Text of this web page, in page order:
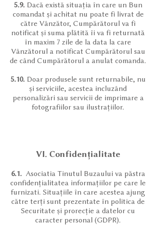
5.9. Dacă există situația în care un Bun
comandat și achitat nu poate fi livrat de
către Vânzător, Cumpărătorul va fi
notificat și suma plătită îi va fi returnată
în maxim 7 zile de la data la care
Vânzătorul a notificat Cumpărătorul sau
de când Cumpărătorul a anulat comanda.
5.10. Doar produsele sunt returnabile, nu
și serviciile, acestea incluzând
personalizări sau servicii de imprimare a
fotografiilor sau ilustrațiilor.
VI. Confidențialitate
6.1. Asociatia Tinutul Buzaului va păstra
confidențialitatea informațiilor pe care le
furnizati. Situațiile în care acestea ajung
către terți sunt prezentate în politica de
Securitate și prorecție a datelor cu
caracter personal (GDPR).